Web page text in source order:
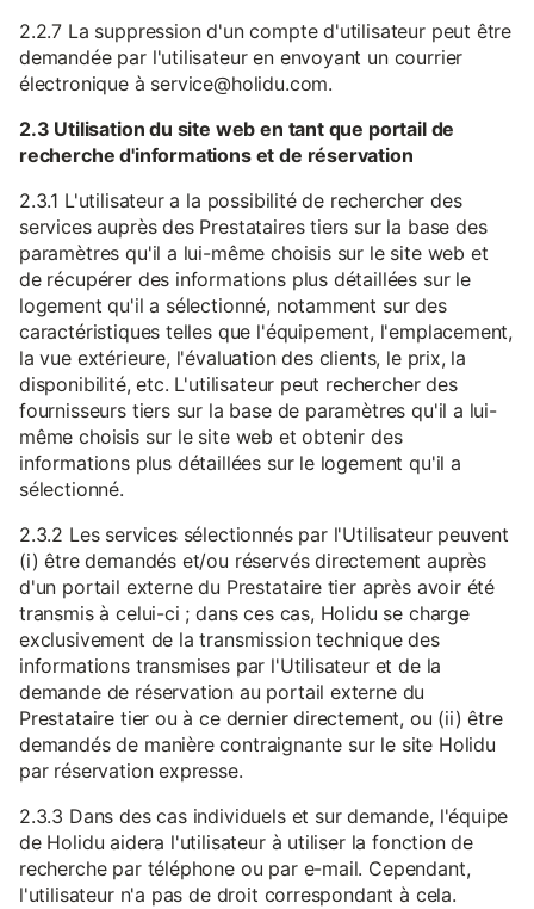
2.2.7 La suppression d'un compte d'utilisateur peut être
demandée par l'utilisateur en envoyant un courrier
électronique à service@holidu.com.
2.3 Utilisation du site web en tant que portail de
recherche d'informations et de réservation
2.3.1 L'utilisateur a la possibilité de rechercher des
services auprès des Prestataires tiers sur la base des
paramètres qu'il a lui-même choisis sur le site web et
de récupérer des informations plus détaillées sur le
logement qu'il a sélectionné, notamment sur des
caractéristiques telles que l'équipement, l'emplacement,
la vue extérieure, l'évaluation des clients, le prix, la
disponibilité, etc. L'utilisateur peut rechercher des
fournisseurs tiers sur la base de paramètres qu'il a lui-
même choisis sur le site web et obtenir des
informations plus détaillées sur le logement qu'il a
sélectionné.
2.3.2 Les services sélectionnés par l'Utilisateur peuvent
(i) être demandés et/ou réservés directement auprès
d'un portail externe du Prestataire tier après avoir été
transmis à celui-ci ; dans ces cas, Holidu se charge
exclusivement de la transmission technique des
informations transmises par l'Utilisateur et de la
demande de réservation au portail externe du
Prestataire tier ou à ce dernier directement, ou (ii) être
demandés de manière contraignante sur le site Holidu
par réservation expresse.
2.3.3 Dans des cas individuels et sur demande, l'équipe
de Holidu aidera l'utilisateur à utiliser la fonction de
recherche par téléphone ou par e-mail. Cependant,
l'utilisateur n'a pas de droit correspondant à cela.